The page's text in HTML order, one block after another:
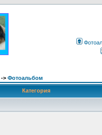
-> Фотоальбом
Категория